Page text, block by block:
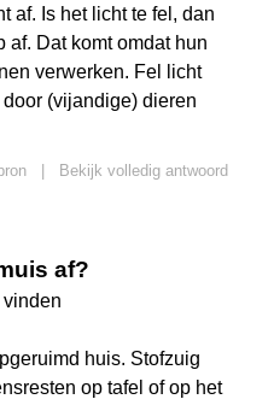
af. Is het licht te fel, dan
af. Dat komt omdat hun
verwerken. Fel licht
(vijandige) dieren
Bekijk volledig antwoord
af?
huis. Stofzuig
op tafel of op het